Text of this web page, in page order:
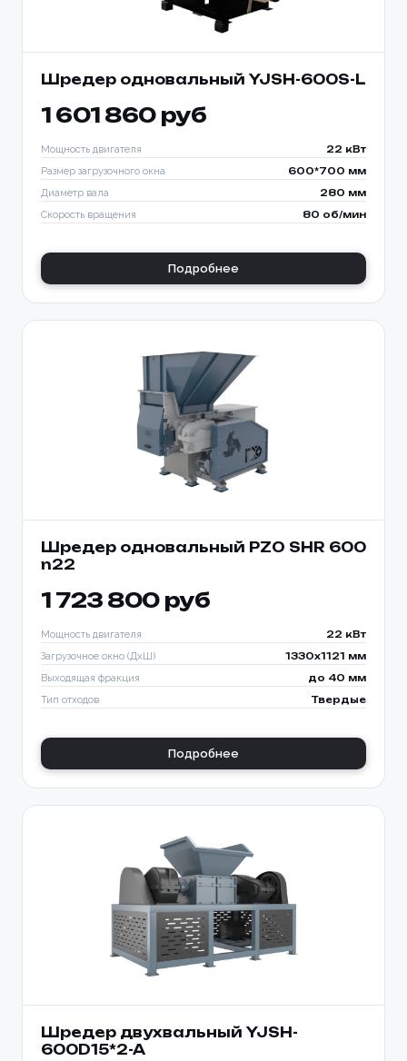
Шредер одновальный YJSH-600S-L
1 601 860 руб
Мощность двигателя 22 кВт
Размер загрузочного окна 600*700 мм
Диаметр вала 280 мм
Скорость вращения 80 об/мин
Подробнее
Шредер одновальный PZO SHR 600
n22
1 723 800 руб
Мощность двигателя 22 кВт
Загрузочное окно (ДхШ) 1330x1121 мм
Выходящая фракция до 40 мм
Тип отходов Твердые
Подробнее
Шредер двухвальный YJSH-
600D15*2-A